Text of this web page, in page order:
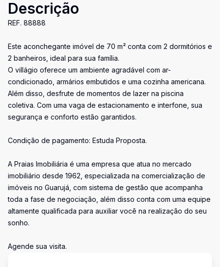
Descrição
REF. 88888
Este aconchegante imóvel de 70 m² conta com 2 dormitórios e
2 banheiros, ideal para sua família.
O villágio oferece um ambiente agradável com ar-
condicionado, armários embutidos e uma cozinha americana.
Além disso, desfrute de momentos de lazer na piscina
coletiva. Com uma vaga de estacionamento e interfone, sua
segurança e conforto estão garantidos.
Condição de pagamento: Estuda Proposta.
A Praias Imobiliária é uma empresa que atua no mercado
imobiliário desde 1962, especializada na comercialização de
imóveis no Guarujá, com sistema de gestão que acompanha
toda a fase de negociação, além disso conta com uma equipe
altamente qualificada para auxiliar você na realização do seu
sonho.
Agende sua visita.